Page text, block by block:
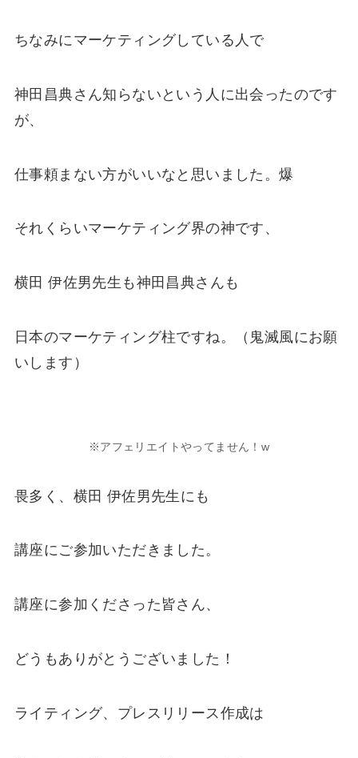
ちなみにマーケティングしている人で
神田昌典さん知らないという人に出会ったのです
が、
仕事頼まない方がいいなと思いました。爆
それくらいマーケティング界の神です、
横田 伊佐男先生も 神田昌典さんも
日本のマーケティング柱ですね。（鬼滅風にお願
いします）
※アフェリエイトやってません！w
畏多く、横田 伊佐男先生にも
講座にご参加いただきました。
講座に参加くださった皆さん、
どうもありがとうございました！
ライティング、プレスリリース作成は